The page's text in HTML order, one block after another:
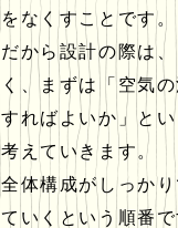
をなくすことです。
だから設計の際は
く、まずは「空気
すればよいか」と
考えていきます。
全体構成がしっか
ていくという順番